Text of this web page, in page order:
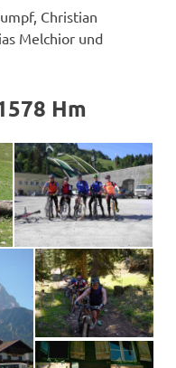
Christian
Melchior und
Hm